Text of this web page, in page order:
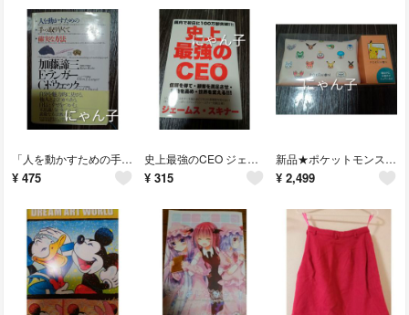
「人を動かすための手っ取り早くて確実な方法」加藤 諦三 / E. ランガー
¥ 475
史上最強のCEO ジェームス・スキナー
¥ 315
新品★ポケットモンスター 松風屋 バレンタイン マイネローレン ポケモン ポーチ
¥ 2,499